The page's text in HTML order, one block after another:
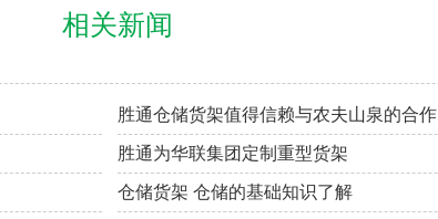
相关新闻
胜通仓储货架值得信赖与农夫山泉的合作
胜通为华联集团定制重型货架
仓储货架 仓储的基础知识了解